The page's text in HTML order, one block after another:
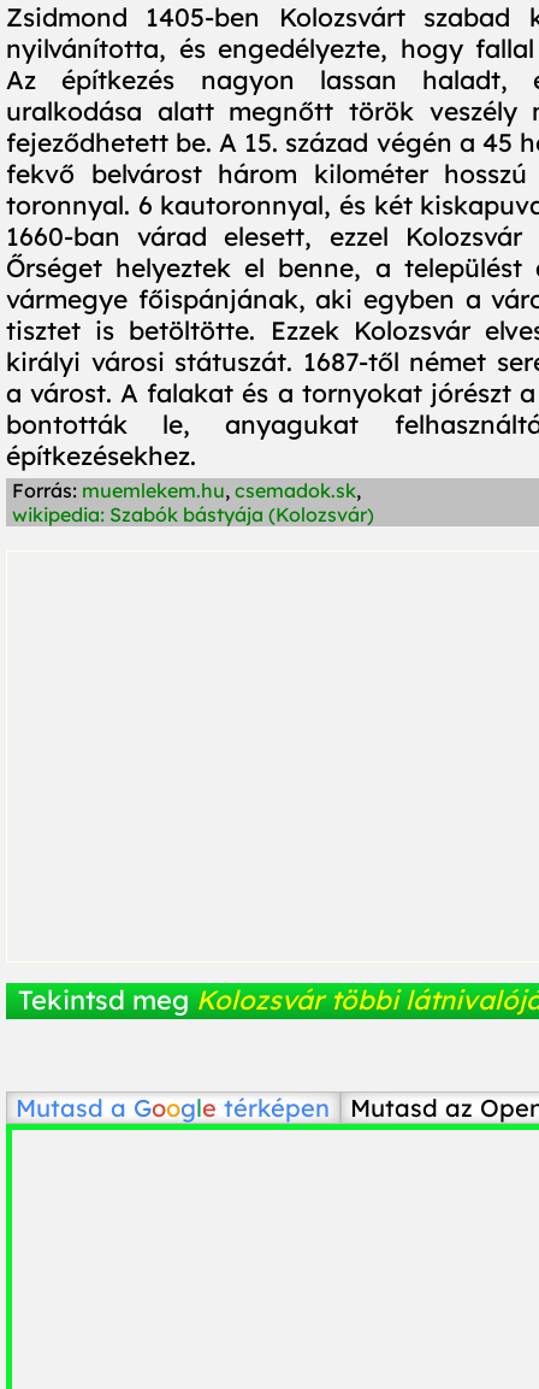
Zsidmond 1405-ben Kolozsvárt szabad
nyilvánította, és engedélyezte, hogy
Az építkezés nagyon lassan haladt,
uralkodása alatt megnőtt török veszély
fejeződhetett be. A 15. század végén a 45
fekvő belvárost három kilométer
toronnyal. 6 kautoronnyal, és két
1660-ban várad elesett, ezzel
Őrséget helyeztek el benne, a települést
vármegye főispánjának, aki egyben a
tisztet is betöltötte. Ezzek Kolozsvár
királyi városi státuszát. 1687-től német
a várost. A falakat és a tornyokat jórészt a
bontották le, anyagukat
építkezésekhez.
Forrás: muemlekem.hu, csemadok.sk,
wikipedia: Szabók bástyája (Kolozsvár)
Tekintsd meg Kolozsvár többi
Mutasd a Google térképen Mutasd az